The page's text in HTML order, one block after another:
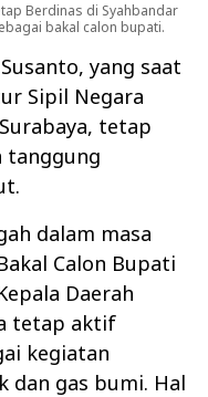
Berdinas di Syahbandar
bakal calon bupati.
yang saat
Sipil Negara
tetap
tanggung
dalam masa
Calon Bupati
Daerah
tetap aktif
kegiatan
dan gas bumi. Hal